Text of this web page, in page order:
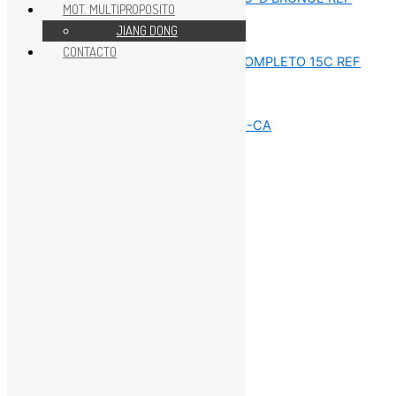
REPUESTOS MOTOR 15HP
MOT. MULTIPROPOSITO
JIANG DONG
CONTACTO